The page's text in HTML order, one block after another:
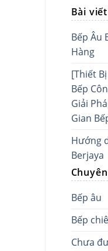
Bài
Bếp Âu
Hàng
[Thiết
Bếp
Giải
Gian
Hướng
Berjaya
Bếp âu
Bếp
Chưa